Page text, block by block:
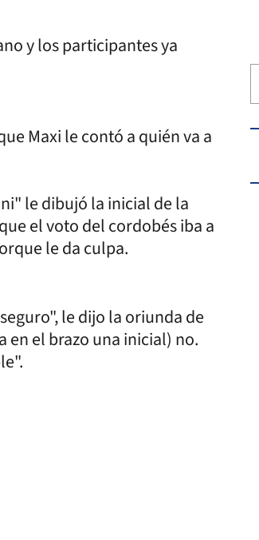
y los participantes ya
Maxi le contó a quién va a
le dibujó la inicial de la
el voto del cordobés iba a
le da culpa.
le dijo la oriunda de
en el brazo una inicial) no.